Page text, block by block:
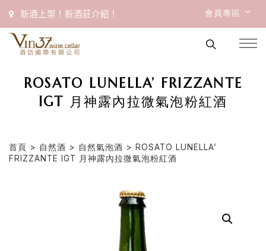
新酒上架！新酒莊介紹！ 會員專區
ROSATO LUNELLA’ FRIZZANTE
IGT 月神露內拉微氣泡粉紅酒
首頁 > 自然酒 > 自然氣泡酒 > ROSATO LUNELLA’
FRIZZANTE IGT 月神露內拉微氣泡粉紅酒